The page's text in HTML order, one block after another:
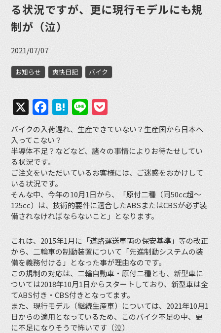
る状況ですが、更に現行モデルにも規
制が（泣）
2021/07/07
お知らせ 爽快日記 バイク
X Facebook
Hatena
Line
バイクの入荷遅れ、生産できていない？生産国から日本へ
入ってこない？
半導体不足？などなど、諸々の事情によりお待たせしてい
る状況です。
ご注文をいただいているお客様には、ご迷惑をおかけして
いる状況です。
そんな中、今年の10月1日から、「原付二種（同50cc超～
125cc）は、技術的要件に適合したABSまたはCBSが必ず装
備されなければならないこと」となります。
これは、2015年1月に「道路運送車両の保安基準」等の改正
から、二輪車の制動装置について「先進制動システムの装
備を義務付ける」となった事が理由なのです。
この規制の対応は、二輪自動車・原付二種とも、新型車に
ついては2018年10月1日からスタートしており、新型車は全
てABS付き・CBS付きとなってます。
また、現行モデル（継続生産車）については、2021年10月1
日からの適用となっているため、このバイク不足の中、更
に不足になりそうで怖いです（泣）